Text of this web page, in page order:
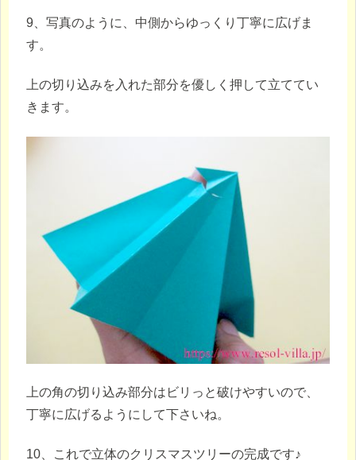
9、写真のように、中側からゆっくり丁寧に広げま
す。
上の切り込みを入れた部分を優しく押して立ててい
きます。
上の角の切り込み部分はビリっと破けやすいので、
丁寧に広げるようにして下さいね。
10、これで立体のクリスマスツリーの完成です♪